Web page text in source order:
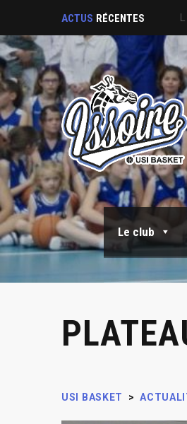
ACTUS RÉCENTES
Le club
USI BASKET >